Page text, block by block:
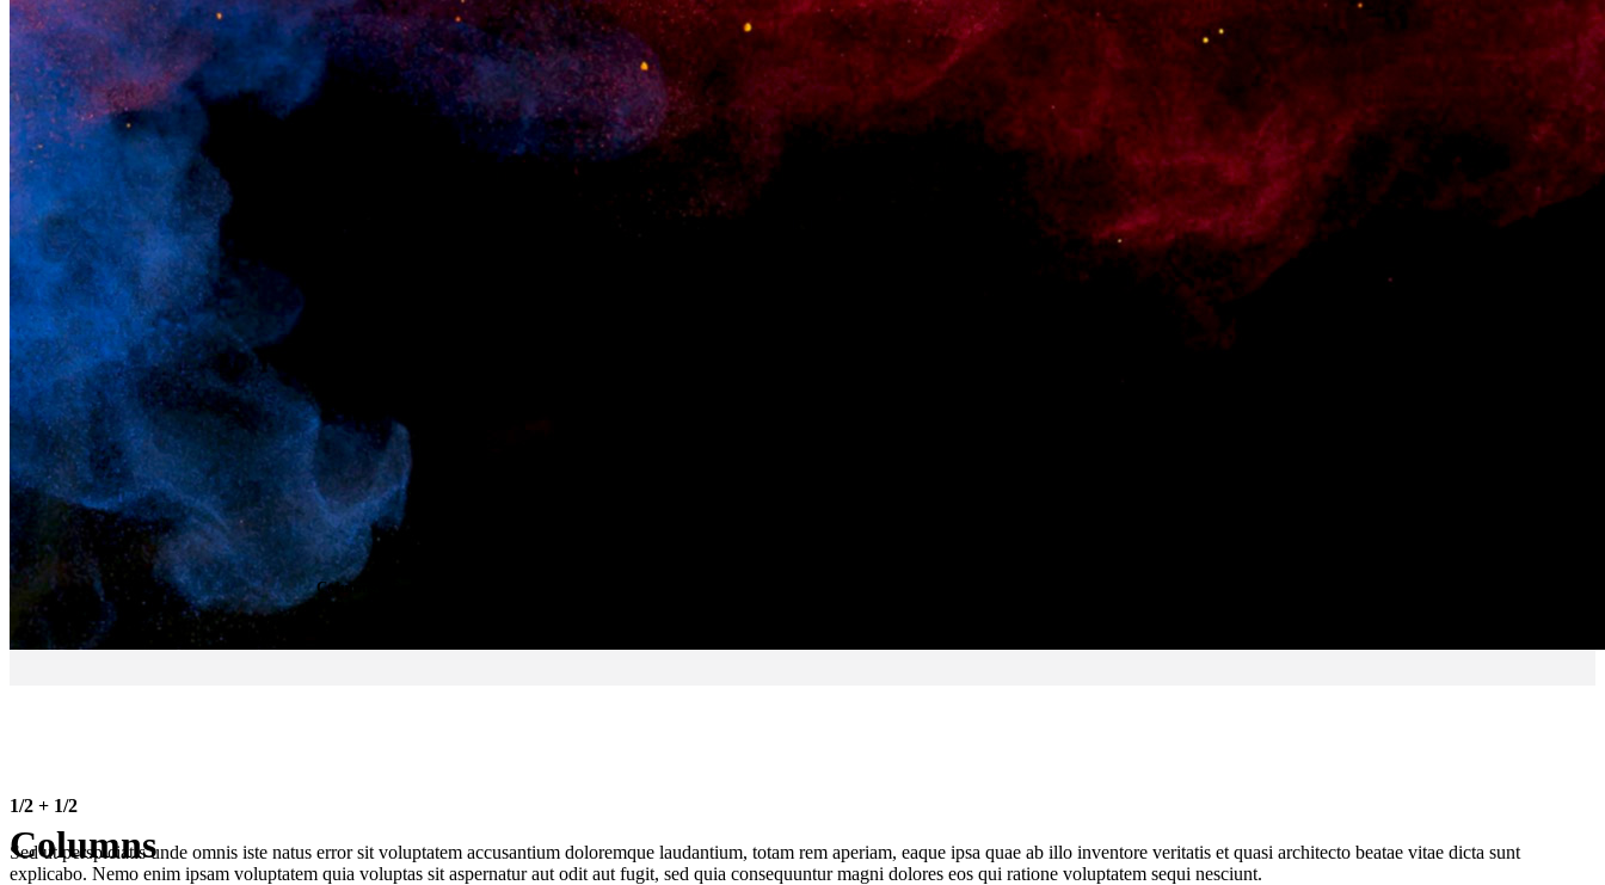
Columns
Columns
1/2 + 1/2
Sed ut perspiciatis unde omnis iste natus error sit voluptatem accusantium doloremque laudantium, totam rem aperiam, eaque ipsa quae ab illo inventore veritatis et quasi architecto beatae vitae dicta sunt
explicabo. Nemo enim ipsam voluptatem quia voluptas sit aspernatur aut odit aut fugit, sed quia consequuntur magni dolores eos qui ratione voluptatem sequi nesciunt.